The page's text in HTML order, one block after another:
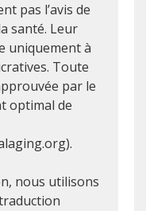
pas l’avis de
santé. Leur
uniquement à
Toute
par le
optimal de
nous utilisons